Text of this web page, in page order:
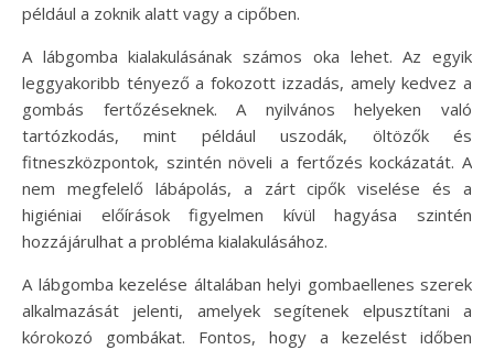
például a zoknik alatt vagy a cipőben.
A lábgomba kialakulásának számos oka lehet. Az egyik
leggyakoribb tényező a fokozott izzadás, amely kedvez a
gombás fertőzéseknek. A nyilvános helyeken való
tartózkodás, mint például uszodák, öltözők és
fitneszközpontok, szintén növeli a fertőzés kockázatát. A
nem megfelelő lábápolás, a zárt cipők viselése és a
higiéniai előírások figyelmen kívül hagyása szintén
hozzájárulhat a probléma kialakulásához.
A lábgomba kezelése általában helyi gombaellenes szerek
alkalmazását jelenti, amelyek segítenek elpusztítani a
kórokozó gombákat. Fontos, hogy a kezelést időben